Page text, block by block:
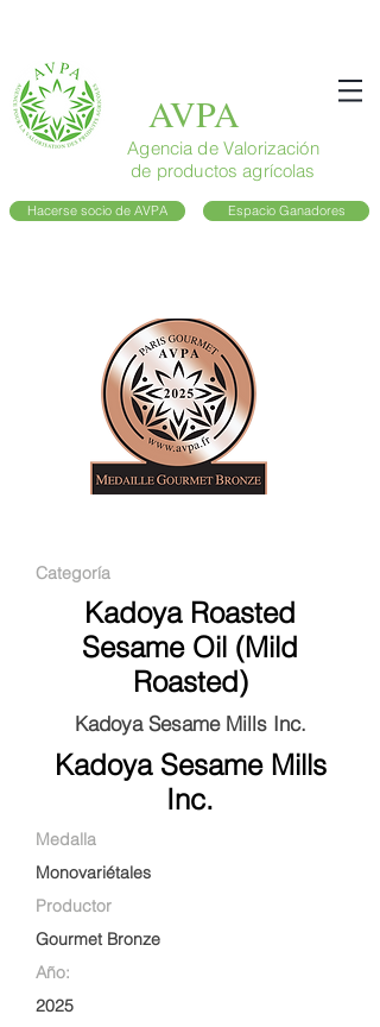
AVPA
Agencia de Valorización
de productos agrícolas
Hacerse socio de AVPA Espacio Ganadores
Categoría
Kadoya Roasted
Sesame Oil (Mild
Roasted)
Kadoya Sesame Mills Inc.
Kadoya Sesame Mills
Inc.
Medalla
Monovariétales
Productor
Gourmet Bronze
Año:
2025